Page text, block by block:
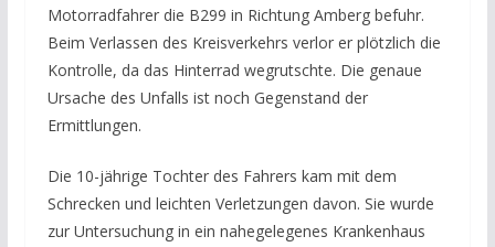
Motorradfahrer die B299 in Richtung Amberg befuhr.
Beim Verlassen des Kreisverkehrs verlor er plötzlich die
Kontrolle, da das Hinterrad wegrutschte. Die genaue
Ursache des Unfalls ist noch Gegenstand der
Ermittlungen.
Die 10-jährige Tochter des Fahrers kam mit dem
Schrecken und leichten Verletzungen davon. Sie wurde
zur Untersuchung in ein nahegelegenes Krankenhaus